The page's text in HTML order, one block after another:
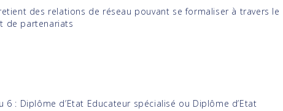
des relations de réseau pouvant se formaliser à travers le
de partenariats
6 : Diplôme d’Etat Educateur spécialisé ou Diplôme d’Etat